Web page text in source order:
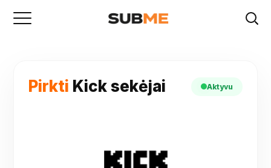
Pirkti Kick sekėjai Aktyvu